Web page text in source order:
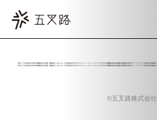
©五叉路株式会社